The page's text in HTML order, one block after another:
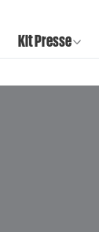
Kit Presse